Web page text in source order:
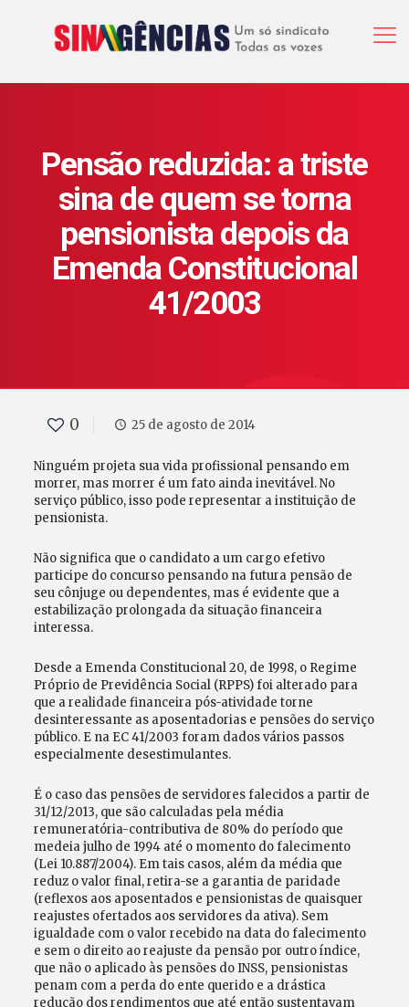
Pensão reduzida: a triste
sina de quem se torna
pensionista depois da
Emenda Constitucional
41/2003
0 25 de agosto de 2014
Ninguém projeta sua vida profissional pensando em
morrer, mas morrer é um fato ainda inevitável. No
serviço público, isso pode representar a instituição de
pensionista.
Não significa que o candidato a um cargo efetivo
participe do concurso pensando na futura pensão de
seu cônjuge ou dependentes, mas é evidente que a
estabilização prolongada da situação financeira
interessa.
Desde a Emenda Constitucional 20, de 1998, o Regime
Próprio de Previdência Social (RPPS) foi alterado para
que a realidade financeira pós-atividade torne
desinteressante as aposentadorias e pensões do serviço
público. E na EC 41/2003 foram dados vários passos
especialmente desestimulantes.
É o caso das pensões de servidores falecidos a partir de
31/12/2013, que são calculadas pela média
remuneratória-contributiva de 80% do período que
medeia julho de 1994 até o momento do falecimento
(Lei 10.887/2004). Em tais casos, além da média que
reduz o valor final, retira-se a garantia de paridade
(reflexos aos aposentados e pensionistas de quaisquer
reajustes ofertados aos servidores da ativa). Sem
igualdade com o valor recebido na data do falecimento
e sem o direito ao reajuste da pensão por outro índice,
que não o aplicado às pensões do INSS, pensionistas
penam com a perda do ente querido e a drástica
redução dos rendimentos que até então sustentavam